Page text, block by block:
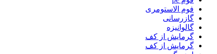
فوم الاستومری
گازرسانی
گالوانیزه
گرمایش از کف
گرمایش از کف